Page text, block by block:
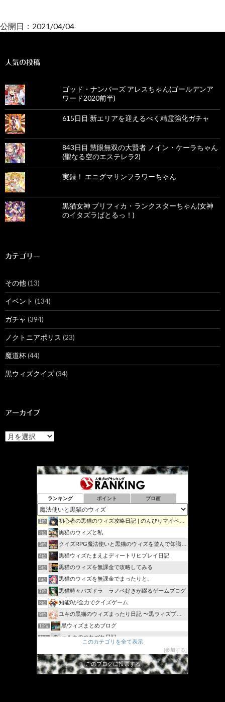
公開日：2021/04/04
人気の投稿
ゴッド・ナンバーズ アレスちゃん(ゴールデンア
ワード2020前半)
615日目 新エリアを迎えるべく精霊強化ガチャ
843日目 慧眼無双の大賢者 ノイン・ケーラちゃん
(聖なる空のエステレラ2)
実録！ エニグマサンフラワーちゃん
黒猫女神 プリフィカ・ランクスターちゃん(女神
のイタズラばとるっ！)
カテゴリー
その他(13)
イベント (134)
ガチャ (394)
ノクトニアポリス (23)
魔道杯(44)
黒ウィズクイズ(34)
アーカイブ
ア
ー
ランキング ポイント ブロ画
1位 初心者の黒猫のウィズ攻略日記 | のんびりマイペースで攻略…
2位 黒猫のウィズと私
3位 クイズRPG魔法使いと黒猫のウィズを遊んで知識を増やそう
4位 黒猫ウィズたまえよディートリヒプレイ日記
5位 黒猫のウィズを無課金で攻略してみる
6位 黒猫のウィズを無課金でまったりと。
7位 黒猫時々パズドラ ラノベ好きが綴るゲームブログ
8位 知能0が全力でクイズゲーム
9位 ユキの黒猫のウィズまったり日記 〜黒ウィズプレイ日記ブログ〜
10位 黒ウィズまとめブログ
11位 ハルカのつれづれ日記
13位 ジャスたいむ
14位 30過ぎてもゲーム好き
このカテゴリを全て表示
参加する
このブログに投票する